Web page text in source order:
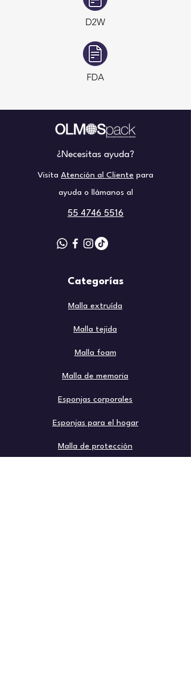
D2W
FDA
¿Necesitas ayuda?
Visita Atención al Cliente para
ayuda o llámanos al
55 4746 5516
Categorías
Malla extruída
Malla tejida
Malla foam
Malla de memoria
Esponjas corporales
Esponjas para el hogar
Malla de protección